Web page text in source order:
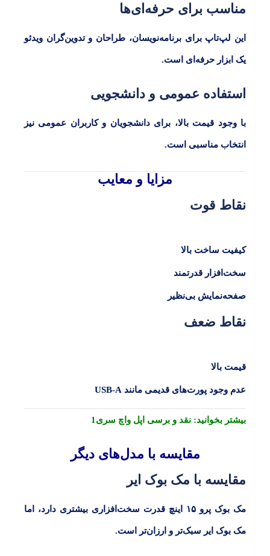
مناسب برای حرفه‌ای‌ها
این لپ‌تاپ برای برنامه‌نویسان، طراحان و تدوین‌گران ویدئو
یک ابزار حرفه‌ای است.
استفاده عمومی و دانشجویی
با وجود قیمت بالا، برای دانشجویان و کاربران عمومی نیز
انتخاب مناسبی است.
مزایا و معایب
نقاط قوت
کیفیت ساخت بالا
سخت‌افزار قدرتمند
صفحه‌نمایش بی‌نظیر
نقاط ضعف
قیمت بالا
عدم وجود پورت‌های قدیمی مانند USB-A
بیشتر بخوانید: نقد و‌ برسی اپل واچ سری1
مقایسه با مدل‌های دیگر
مقایسه با مک بوک ایر
مک بوک پرو ۱۵ اینچ قدرت سخت‌افزاری بیشتری دارد، اما
مک بوک ایر سبک‌تر و ارزان‌تر است.